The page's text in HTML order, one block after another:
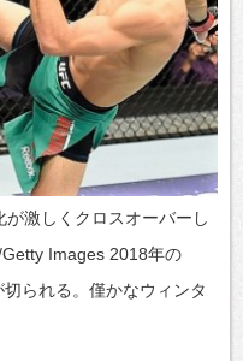
が激しくクロスオーバーし
Images 2018年の
られる。僅かなウィンタ